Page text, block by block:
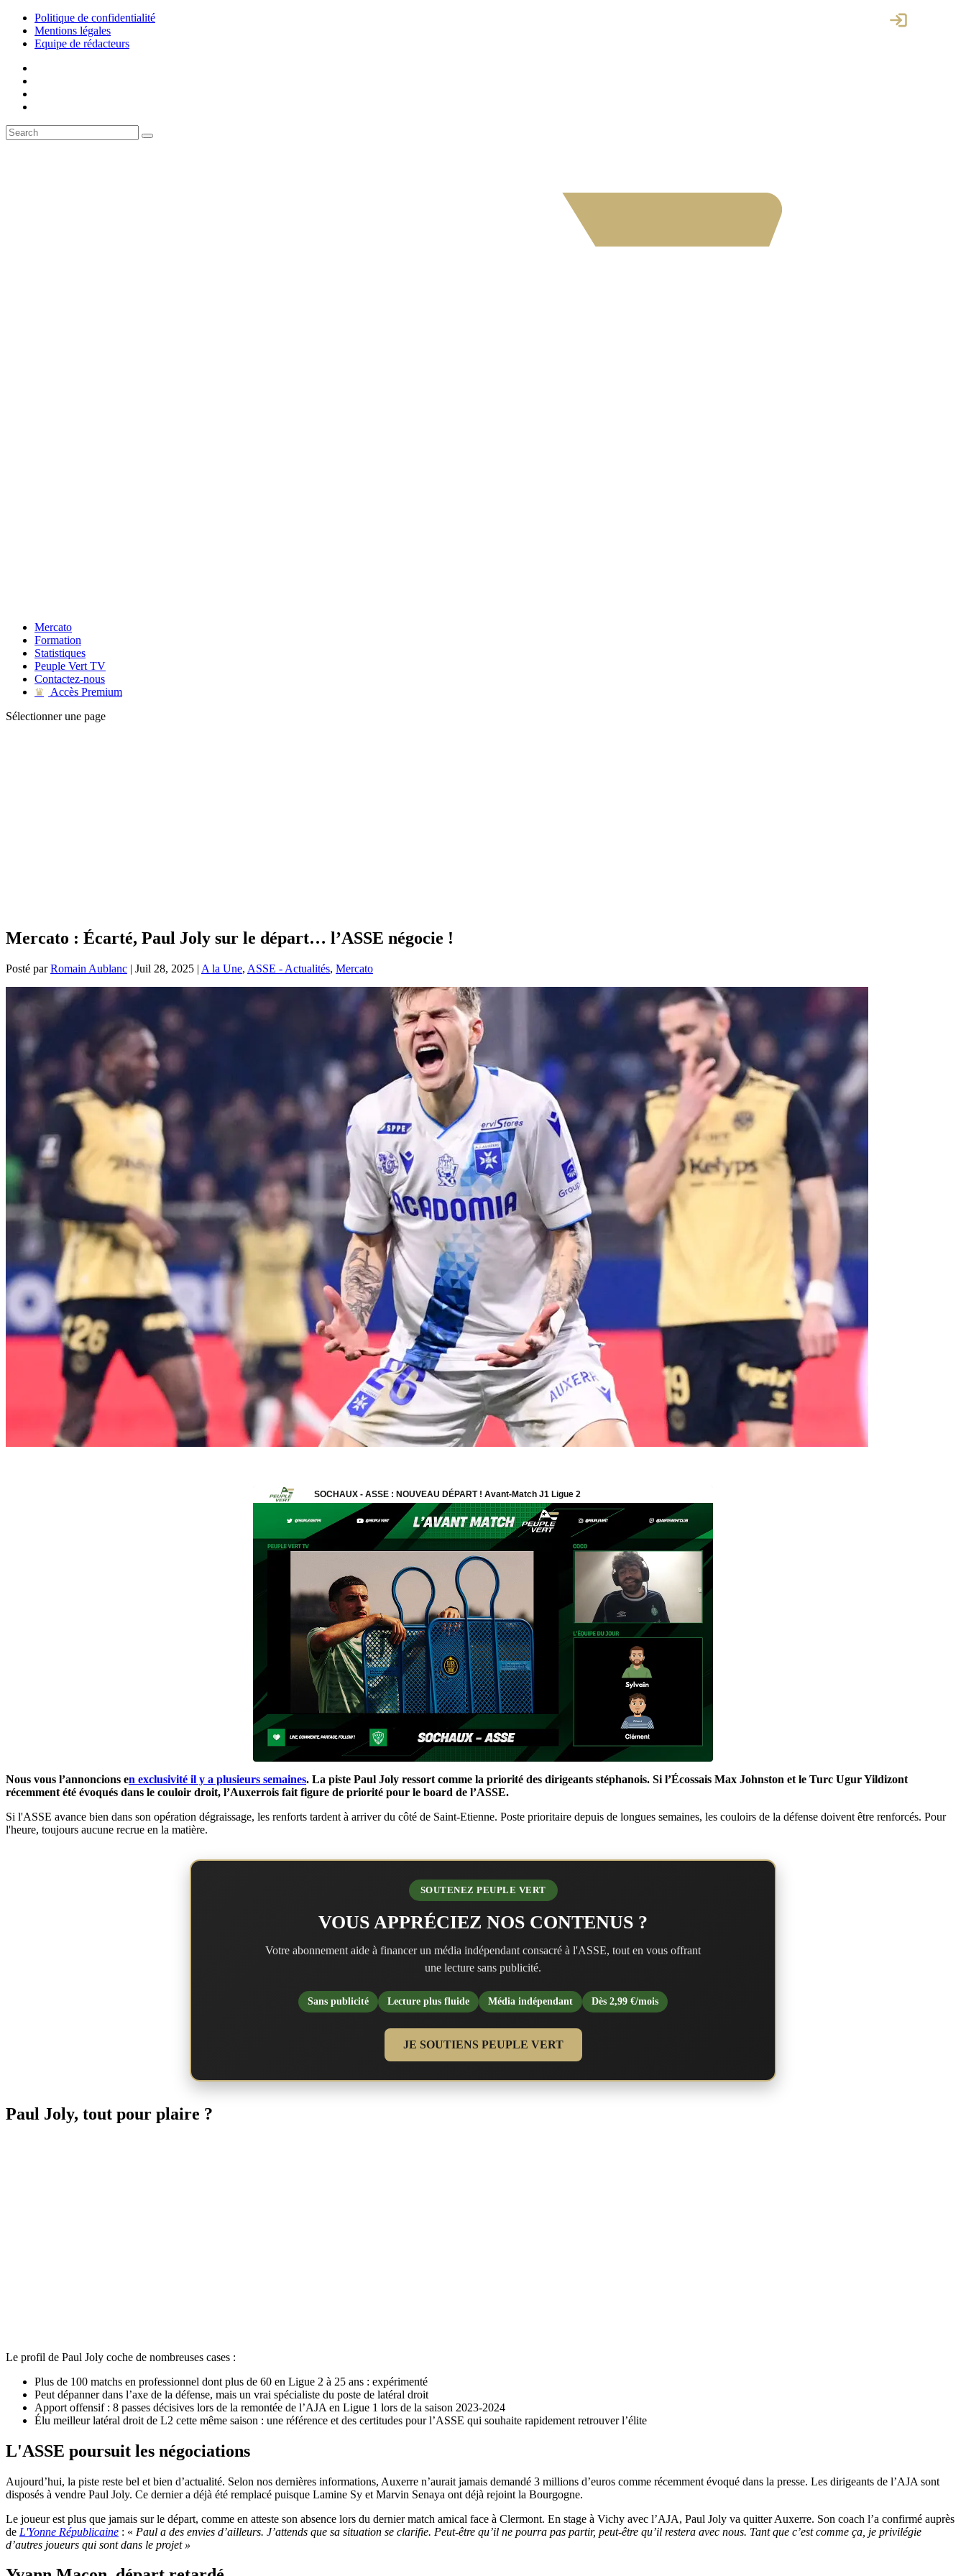
Politique de confidentialité
Mentions légales
Equipe de rédacteurs
Mercato
Formation
Statistiques
Peuple Vert TV
Contactez-nous
♛
Accès Premium
Sélectionner une page
Mercato : Écarté, Paul Joly sur le départ… l’ASSE négocie !
Posté parRomain Aublanc | Juil 28, 2025 | A la Une, ASSE - Actualités, Mercato
Nous vous l’annoncions en exclusivité il y a plusieurs semaines. La piste Paul Joly ressort comme la priorité des dirigeants stéphanois. Si l’Écossais Max Johnston et le Turc Ugur Yildizont
récemment été évoqués dans le couloir droit, l’Auxerrois fait figure de priorité pour le board de l’ASSE.
Si l'ASSE avance bien dans son opération dégraissage, les renforts tardent à arriver du côté de Saint-Etienne. Poste prioritaire depuis de longues semaines, les couloirs de la défense doivent être renforcés. Pour
l'heure, toujours aucune recrue en la matière.
SOUTENEZ PEUPLE VERT
VOUS APPRÉCIEZ NOS CONTENUS ?
Votre abonnement aide à financer un média indépendant consacré à l'ASSE, tout en vous offrant
une lecture sans publicité.
Sans publicité Lecture plus fluide Média indépendant Dès 2,99 €/mois
JE SOUTIENS PEUPLE VERT
Paul Joly, tout pour plaire ?
Le profil de Paul Joly coche de nombreuses cases :
Plus de 100 matchs en professionnel dont plus de 60 en Ligue 2 à 25 ans : expérimenté
Peut dépanner dans l’axe de la défense, mais un vrai spécialiste du poste de latéral droit
Apport offensif : 8 passes décisives lors de la remontée de l’AJA en Ligue 1 lors de la saison 2023-2024
Élu meilleur latéral droit de L2 cette même saison : une référence et des certitudes pour l’ASSE qui souhaite rapidement retrouver l’élite
L'ASSE poursuit les négociations
Aujourd’hui, la piste reste bel et bien d’actualité. Selon nos dernières informations, Auxerre n’aurait jamais demandé 3 millions d’euros comme récemment évoqué dans la presse. Les dirigeants de l’AJA sont
disposés à vendre Paul Joly. Ce dernier a déjà été remplacé puisque Lamine Sy et Marvin Senaya ont déjà rejoint la Bourgogne.
Le joueur est plus que jamais sur le départ, comme en atteste son absence lors du dernier match amical face à Clermont. En stage à Vichy avec l’AJA, Paul Joly va quitter Auxerre. Son coach l’a confirmé auprès
de L'Yonne Républicaine : « Paul a des envies d’ailleurs. J’attends que sa situation se clarifie. Peut-être qu’il ne pourra pas partir, peut-être qu’il restera avec nous. Tant que c’est comme ça, je privilégie
d’autres joueurs qui sont dans le projet »